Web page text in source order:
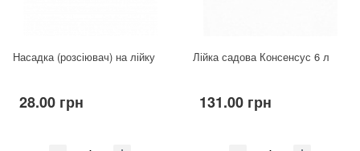
Насадка (розсіювач) на лійку
28.00 грн
Лійка садова Консенсус 6 л
131.00 грн